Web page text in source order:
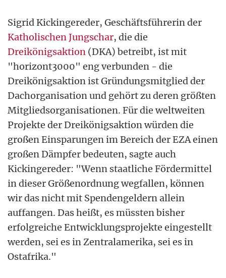
Sigrid Kickingereder, Geschäftsführerin der
Katholischen Jungschar, die die
Dreikönigsaktion (DKA) betreibt, ist mit
"horizont3000" eng verbunden - die
Dreikönigsaktion ist Gründungsmitglied der
Dachorganisation und gehört zu deren größten
Mitgliedsorganisationen. Für die weltweiten
Projekte der Dreikönigsaktion würden die
großen Einsparungen im Bereich der EZA einen
großen Dämpfer bedeuten, sagte auch
Kickingereder: "Wenn staatliche Fördermittel
in dieser Größenordnung wegfallen, können
wir das nicht mit Spendengeldern allein
auffangen. Das heißt, es müssten bisher
erfolgreiche Entwicklungsprojekte eingestellt
werden, sei es in Zentralamerika, sei es in
Ostafrika."